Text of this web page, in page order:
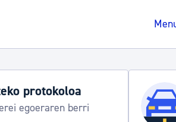
Aste Nagusia 2026
Trafiko mozketak eta garraio